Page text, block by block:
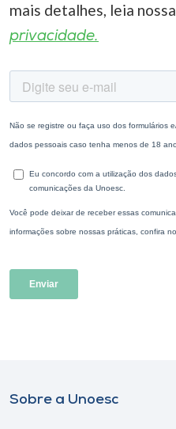
mais detalhes, leia nossa
privacidade.
Sobre a Unoesc